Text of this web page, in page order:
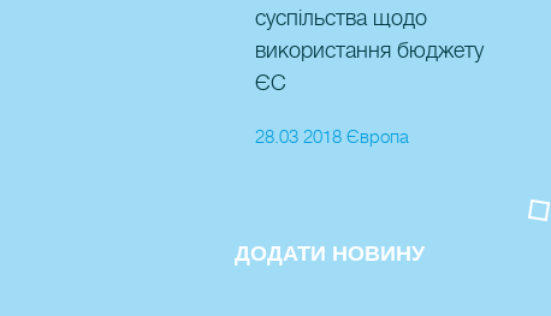
суспільства щодо
використання бюджету
ЄС
28.03 2018 Європа
ДОДАТИ НОВИНУ